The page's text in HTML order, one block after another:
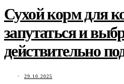
Сухой корм для
запутаться и
действительно
29.10.2025